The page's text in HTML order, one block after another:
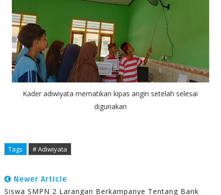
Kader adiwiyata mematikan kipas angin setelah selesai
digunakan
Tags # Adiwiyata
Newer Article
Siswa SMPN 2 Larangan Berkampanye Tentang Bank